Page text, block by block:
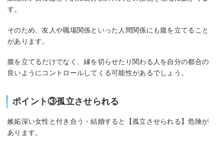
す。
そのため、友人や職場関係といった人間関係にも腹を立てること
があります。
腹を立てるだけでなく、縁を切らせたり関わる人を自分の都合の
良いようにコントロールしてくる可能性があるでしょう。
ポイント③孤立させられる
嫉妬深い女性と付き合う・結婚すると【孤立させられる】危険が
あります。